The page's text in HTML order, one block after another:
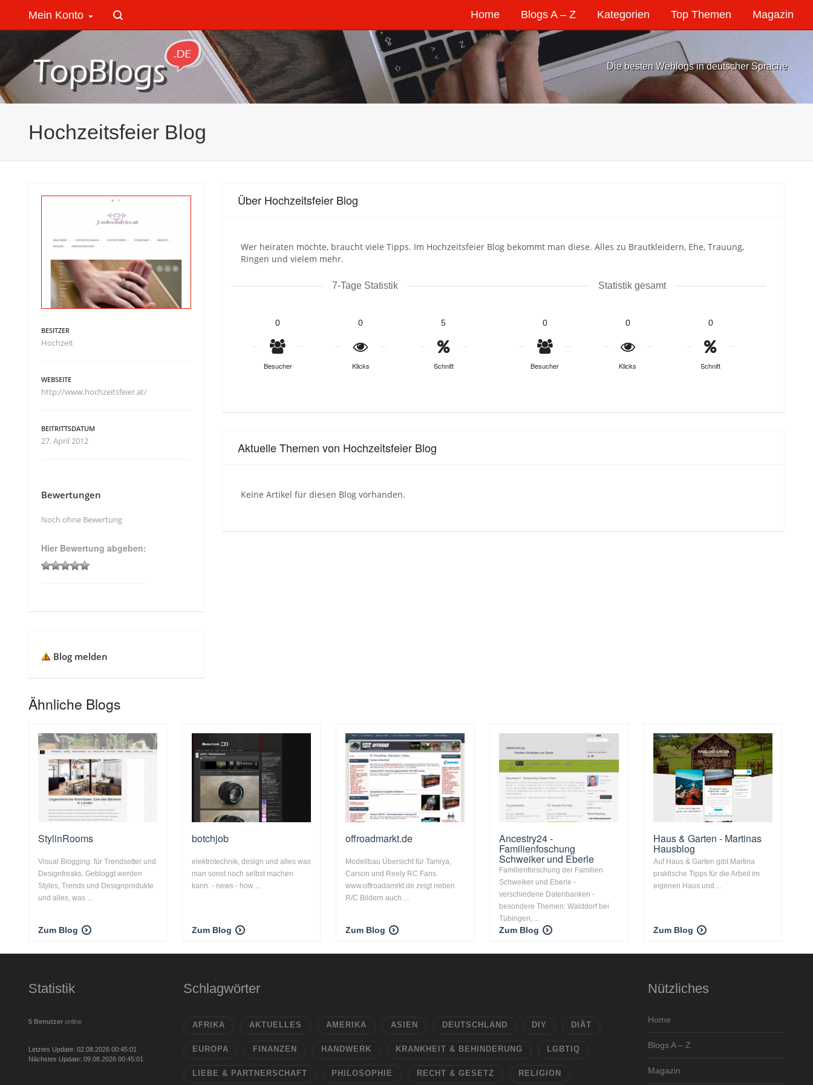
Home Blogs A – Z Kategorien Top Themen Magazin
Mein Konto
Die besten Weblogs in deutscher Sprache
Hochzeitsfeier Blog
Über Hochzeitsfeier Blog
Wer heiraten möchte, braucht viele Tipps. Im Hochzeitsfeier Blog bekommt man diese. Alles zu Brautkleidern, Ehe, Trauung,
Ringen und vielem mehr.
7-Tage Statistik
0
Besucher
0
Klicks
5
Schnitt
Statistik gesamt
0
Besucher
0
Klicks
0
Schnitt
Aktuelle Themen von Hochzeitsfeier Blog
Keine Artikel für diesen Blog vorhanden.
BESITZER
Hochzeit
WEBSEITE
http://www.hochzeitsfeier.at/
BEITRITTSDATUM
27. April 2012
Bewertungen
Noch ohne Bewertung
Hier Bewertung abgeben:
Blog melden
Ähnliche Blogs
StylinRooms
Visual Blogging: für Trendsetter und
Designfreaks. Gebloggt werden
Styles, Trends und Designprodukte
und alles, was ...
Zum Blog
botchjob
elektrotechnik, design und alles was
man sonst noch selbst machen
kann. - news - how ...
Zum Blog
offroadmarkt.de
Modellbau Übersicht für Tamiya,
Carson und Reely RC Fans.
www.offroadamrkt.de zeigt neben
R/C Bildern auch ...
Zum Blog
Ancestry24 -
Familienfoschung
Schweiker und Eberle
Familienforschung der Familien
Schweiker und Eberle -
verschiedene Datenbanken -
besondere Themen: Walddorf bei
Tübingen, ...
Zum Blog
Haus & Garten - Martinas
Hausblog
Auf Haus & Garten gibt Martina
praktische Tipps für die Arbeit im
eigenen Haus und ...
Zum Blog
Statistik
5 Benutzer online
Letztes Update: 02.08.2026 00:45:01
Nächstes Update: 09.08.2026 00:45:01
Schlagwörter
AFRIKA AKTUELLES AMERIKA ASIEN DEUTSCHLAND DIY DIÄT
EUROPA FINANZEN HANDWERK KRANKHEIT & BEHINDERUNG LGBTIQ
LIEBE & PARTNERSCHAFT PHILOSOPHIE RECHT & GESETZ RELIGION
Nützliches
Home
Blogs A – Z
Magazin